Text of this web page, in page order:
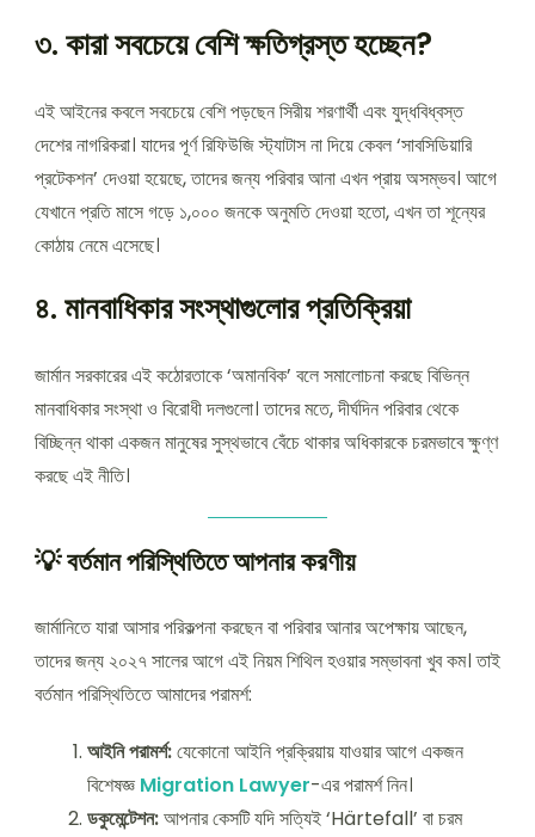
৩. কারা সবচেয়ে বেশি ক্ষতিগ্রস্ত হচ্ছেন?
এই আইনের কবলে সবচেয়ে বেশি পড়ছেন সিরীয় শরণার্থী এবং যুদ্ধবিধ্বস্ত
দেশের নাগরিকরা। যাদের পূর্ণ রিফিউজি স্ট্যাটাস না দিয়ে কেবল ‘সাবসিডিয়ারি
প্রটেকশন’ দেওয়া হয়েছে, তাদের জন্য পরিবার আনা এখন প্রায় অসম্ভব। আগে
যেখানে প্রতি মাসে গড়ে ১,০০০ জনকে অনুমতি দেওয়া হতো, এখন তা শূন্যের
কোঠায় নেমে এসেছে।
৪. মানবাধিকার সংস্থাগুলোর প্রতিক্রিয়া
জার্মান সরকারের এই কঠোরতাকে ‘অমানবিক’ বলে সমালোচনা করছে বিভিন্ন
মানবাধিকার সংস্থা ও বিরোধী দলগুলো। তাদের মতে, দীর্ঘদিন পরিবার থেকে
বিচ্ছিন্ন থাকা একজন মানুষের সুস্থভাবে বেঁচে থাকার অধিকারকে চরমভাবে ক্ষুণ্ণ
করছে এই নীতি।
💡 বর্তমান পরিস্থিতিতে আপনার করণীয়
জার্মানিতে যারা আসার পরিকল্পনা করছেন বা পরিবার আনার অপেক্ষায় আছেন,
তাদের জন্য ২০২৭ সালের আগে এই নিয়ম শিথিল হওয়ার সম্ভাবনা খুব কম। তাই
বর্তমান পরিস্থিতিতে আমাদের পরামর্শ:
আইনি পরামর্শ:যেকোনো আইনি প্রক্রিয়ায় যাওয়ার আগে একজন
বিশেষজ্ঞ Migration Lawyer-এর পরামর্শ নিন।
ডকুমেন্টেশন:আপনার কেসটি যদি সত্যিই ‘Härtefall’ বা চরম